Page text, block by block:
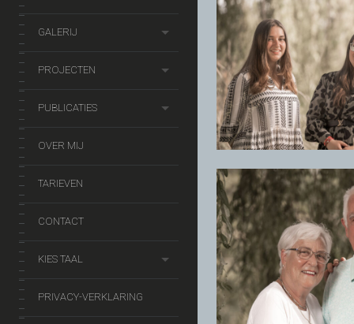
GALERIJ
PROJECTEN
PUBLICATIES
OVER MIJ
TARIEVEN
CONTACT
KIES TAAL
PRIVACY-VERKLARING